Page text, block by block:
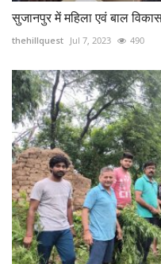
सुजानपुर में महिला एवं बाल
thehillquest Jul 7, 2023 490